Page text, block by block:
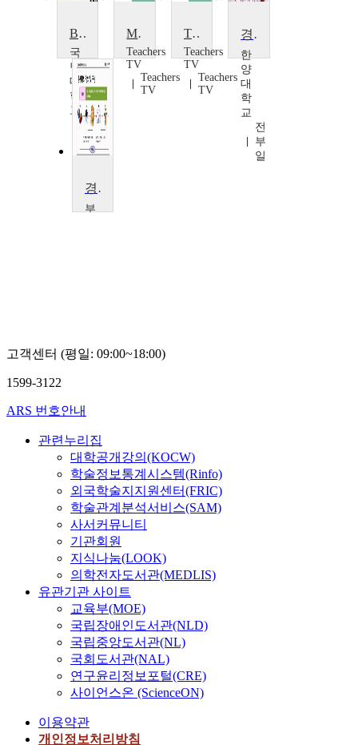
Business Statistics
국
민
대
학
교
알
레
한
로
라
마
Making Statistics Matter
Teachers
TV
Teachers
TV
The QTS Interpreting Statistics Test
Teachers
TV
Teachers
TV
경제통계분석
한
양
대
학
교
전
부
일
경영통계의 이해
부
희
고객센터 (평일: 09:00~18:00)
1599-3122
ARS 번호안내
관련누리집
대학공개강의(KOCW)
학술정보통계시스템(Rinfo)
외국학술지지원센터(FRIC)
학술관계분석서비스(SAM)
사서커뮤니티
기관회원
지식나눔(LOOK)
의학전자도서관(MEDLIS)
유관기관 사이트
교육부(MOE)
국립장애인도서관(NLD)
국립중앙도서관(NL)
국회도서관(NAL)
연구윤리정보포털(CRE)
사이언스온 (ScienceON)
이용약관
개인정보처리방침